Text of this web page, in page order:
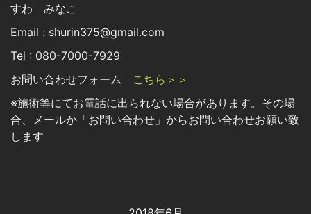
すわ みなこ
Email : shurin375@gmail.com
Tel : 080-7000-7929
お問い合わせフォーム こちら＞＞
※施術等にてお電話に出られない場合があります。その場
合、メールか「お問い合わせ」からお問い合わせお願い致
します